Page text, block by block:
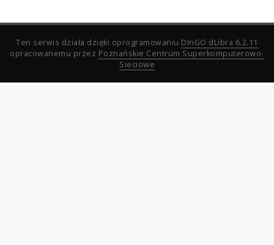
Ten serwis działa dzięki oprogramowaniu DInGO dLibra 6.2.11
opracowanemu przez Poznańskie Centrum Superkomputerowo-
Sieciowe